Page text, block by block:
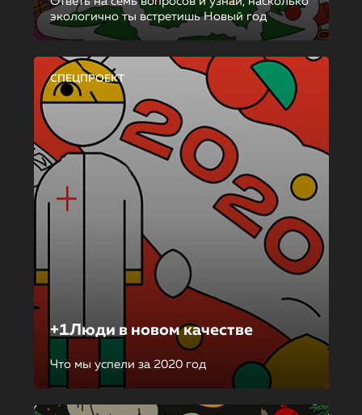
экологично ты встретишь Новый год
СПЕЦПРОЕКТ
+1Люди в новом качестве
Что мы успели за 2020 год